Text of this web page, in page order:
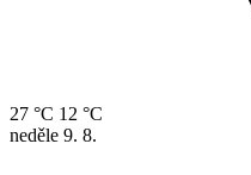
27 °C 12 °C
neděle 9. 8.